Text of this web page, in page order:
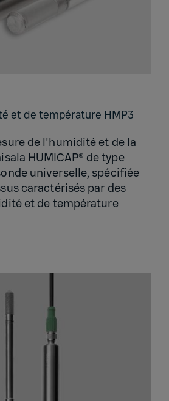
et de tem­pé­ra­ture HMP3
de l'humidité et de la
HUMICAP® de type
universelle, spécifiée
caractérisés par des
et de température